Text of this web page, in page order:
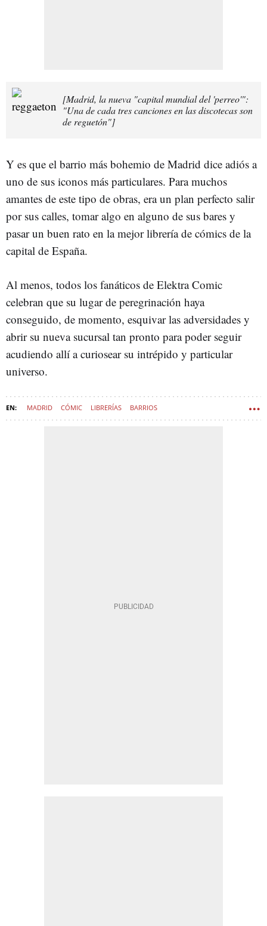
[Madrid, la nueva "capital mundial del 'perreo'":
"Una de cada tres canciones en las discotecas son
de reguetón"]
Y es que el barrio más bohemio de Madrid dice adiós a
uno de sus iconos más particulares. Para muchos
amantes de este tipo de obras, era un plan perfecto salir
por sus calles, tomar algo en alguno de sus bares y
pasar un buen rato en la mejor librería de cómics de la
capital de España.
Al menos, todos los fanáticos de Elektra Comic
celebran que su lugar de peregrinación haya
conseguido, de momento, esquivar las adversidades y
abrir su nueva sucursal tan pronto para poder seguir
acudiendo allí a curiosear su intrépido y particular
universo.
MADRID CÓMIC LIBRERÍAS BARRIOS